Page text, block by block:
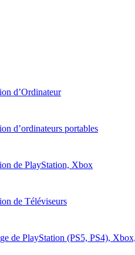
d’Ordinateur
d’ordinateurs portables
de PlayStation, Xbox
de Téléviseurs
de PlayStation (PS5, PS4),